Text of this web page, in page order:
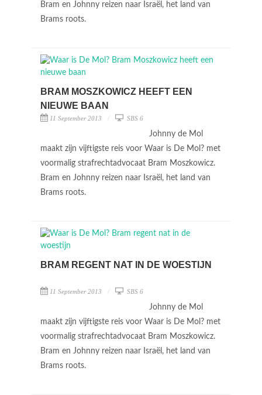
Bram en Johnny reizen naar Israël, het land van
Brams roots.
BRAM MOSZKOWICZ HEEFT EEN
NIEUWE BAAN
11 September 2013 SBS 6
Johnny de Mol
maakt zijn vijftigste reis voor Waar is De Mol? met
voormalig strafrechtadvocaat Bram Moszkowicz.
Bram en Johnny reizen naar Israël, het land van
Brams roots.
BRAM REGENT NAT IN DE WOESTIJN
11 September 2013 SBS 6
Johnny de Mol
maakt zijn vijftigste reis voor Waar is De Mol? met
voormalig strafrechtadvocaat Bram Moszkowicz.
Bram en Johnny reizen naar Israël, het land van
Brams roots.